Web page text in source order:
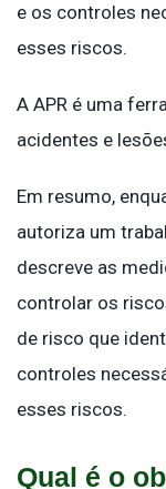
e os controles
esses riscos.
A APR é uma
acidentes e
Em resumo,
autoriza um
descreve as
controlar os
de risco que
controles
esses riscos.
Qual é o